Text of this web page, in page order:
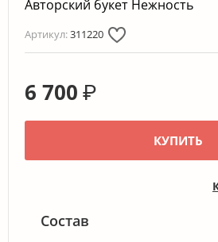
Авторский букет Нежность
Артикул:311220
6 700 ₽
КУПИТЬ
Состав